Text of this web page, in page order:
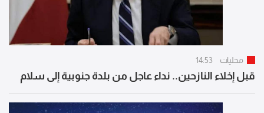
محليات 14:53
قبل إخلاء النازحين.. نداء عاجل من بلدة جنوبية إلى سلام